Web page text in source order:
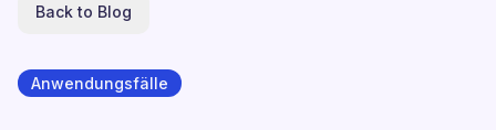
Back to Blog
Anwendungsfälle